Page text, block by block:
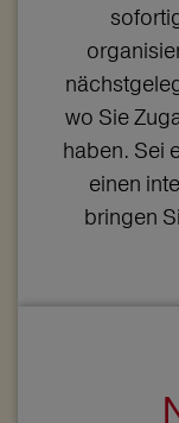
wo Sie
haben. Sei
einen
bringen